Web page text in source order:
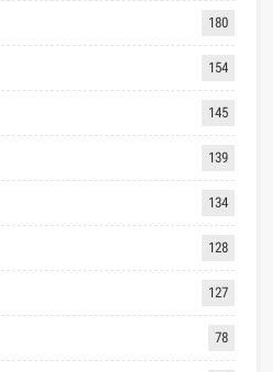
180
154
145
139
134
128
127
78